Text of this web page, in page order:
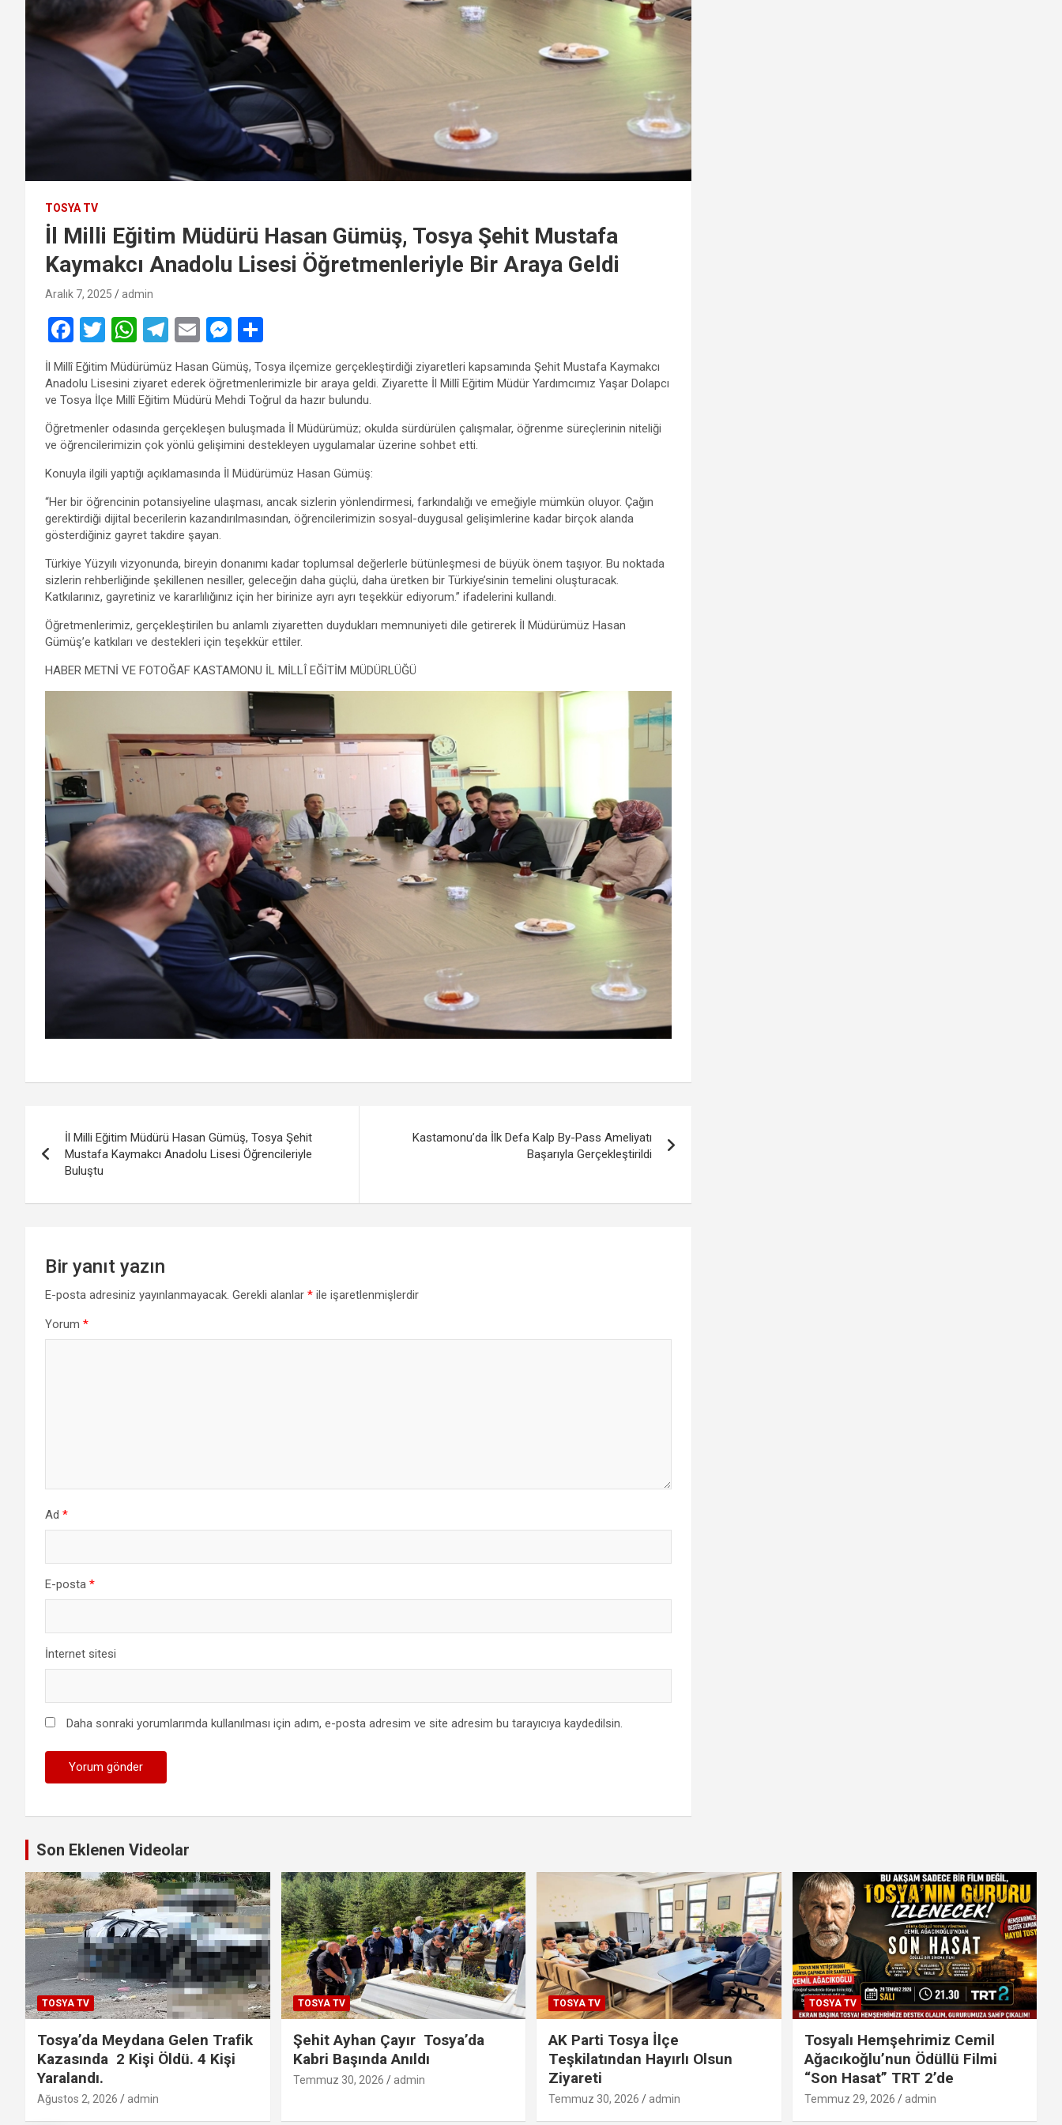
TOSYA TV
İl Milli Eğitim Müdürü Hasan Gümüş, Tosya Şehit Mustafa
Kaymakcı Anadolu Lisesi Öğretmenleriyle Bir Araya Geldi
Aralık 7, 2025 admin
F
a
ce
b
o
o
k
T
wi
tt
er
W
h
at
s
A
p
p
T
el
e
gr
a
m
E
m
ail
M
es
se
n
g
er
ar
e
İl Millî Eğitim Müdürümüz Hasan Gümüş, Tosya ilçemize gerçekleştirdiği ziyaretleri kapsamında Şehit Mustafa Kaymakcı
Anadolu Lisesini ziyaret ederek öğretmenlerimizle bir araya geldi. Ziyarette İl Millî Eğitim Müdür Yardımcımız Yaşar Dolapcı
ve Tosya İlçe Millî Eğitim Müdürü Mehdi Toğrul da hazır bulundu.
Öğretmenler odasında gerçekleşen buluşmada İl Müdürümüz; okulda sürdürülen çalışmalar, öğrenme süreçlerinin niteliği
ve öğrencilerimizin çok yönlü gelişimini destekleyen uygulamalar üzerine sohbet etti.
Konuyla ilgili yaptığı açıklamasında İl Müdürümüz Hasan Gümüş:
“Her bir öğrencinin potansiyeline ulaşması, ancak sizlerin yönlendirmesi, farkındalığı ve emeğiyle mümkün oluyor. Çağın
gerektirdiği dijital becerilerin kazandırılmasından, öğrencilerimizin sosyal-duygusal gelişimlerine kadar birçok alanda
gösterdiğiniz gayret takdire şayan.
Türkiye Yüzyılı vizyonunda, bireyin donanımı kadar toplumsal değerlerle bütünleşmesi de büyük önem taşıyor. Bu noktada
sizlerin rehberliğinde şekillenen nesiller, geleceğin daha güçlü, daha üretken bir Türkiye’sinin temelini oluşturacak.
Katkılarınız, gayretiniz ve kararlılığınız için her birinize ayrı ayrı teşekkür ediyorum.” ifadelerini kullandı.
Öğretmenlerimiz, gerçekleştirilen bu anlamlı ziyaretten duydukları memnuniyeti dile getirerek İl Müdürümüz Hasan
Gümüş’e katkıları ve destekleri için teşekkür ettiler.
HABER METNİ VE FOTOĞAF KASTAMONU İL MİLLÎ EĞİTİM MÜDÜRLÜĞÜ
gezinmesi
İl Milli Eğitim Müdürü Hasan Gümüş, Tosya Şehit
Mustafa Kaymakcı Anadolu Lisesi Öğrencileriyle
Buluştu
Kastamonu’da İlk Defa Kalp By-Pass Ameliyatı
Başarıyla Gerçekleştirildi
Bir yanıt yazın
E-posta adresiniz yayınlanmayacak. Gerekli alanlar * ile işaretlenmişlerdir
Yorum *
Ad *
E-posta *
İnternet sitesi
Daha sonraki yorumlarımda kullanılması için adım, e-posta adresim ve site adresim bu tarayıcıya kaydedilsin.
Son Eklenen Videolar
TOSYA TV
Tosya’da Meydana Gelen Trafik
Kazasında 2 Kişi Öldü. 4 Kişi
Yaralandı.
Ağustos 2, 2026 admin
TOSYA TV
Şehit Ayhan Çayır Tosya’da
Kabri Başında Anıldı
Temmuz 30, 2026 admin
TOSYA TV
AK Parti Tosya İlçe
Teşkilatından Hayırlı Olsun
Ziyareti
Temmuz 30, 2026 admin
TOSYA TV
Tosyalı Hemşehrimiz Cemil
Ağacıkoğlu’nun Ödüllü Filmi
“Son Hasat” TRT 2’de
Temmuz 29, 2026 admin